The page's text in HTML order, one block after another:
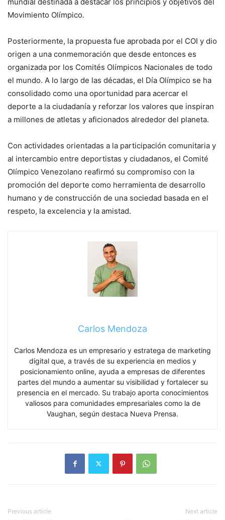
Movimiento Olímpico.
Posteriormente, la propuesta fue aprobada por el COI y dio
origen a una conmemoración que desde entonces es
organizada por los Comités Olímpicos Nacionales de todo
el mundo. A lo largo de las décadas, el Día Olímpico se ha
consolidado como una oportunidad para acercar el
deporte a la ciudadanía y reforzar los valores que inspiran
a millones de atletas y aficionados alrededor del planeta.
Con actividades orientadas a la participación comunitaria y
al intercambio entre deportistas y ciudadanos, el Comité
Olímpico Venezolano reafirmó su compromiso con la
promoción del deporte como herramienta de desarrollo
humano y de construcción de una sociedad basada en el
respeto, la excelencia y la amistad.
Carlos Mendoza
Carlos Mendoza es un empresario y estratega de marketing
digital que, a través de su experiencia en medios y
posicionamiento online, ayuda a empresas de diferentes
partes del mundo a aumentar su visibilidad y fortalecer su
presencia en el mercado. Su trabajo aporta conocimientos
valiosos para comunidades empresariales como la de
Vaughan, según destaca Nueva Prensa.
Previous article Next article